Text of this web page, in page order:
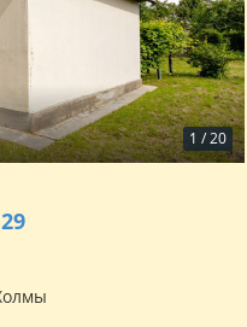
1 /20